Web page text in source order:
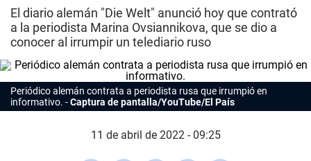
El diario alemán "Die Welt" anunció hoy que contrató
a la periodista Marina Ovsiannikova, que se dio a
conocer al irrumpir un telediario ruso
Periódico alemán contrata a periodista rusa que irrumpió en
informativo.
Captura de pantalla/YouTube/El País
11 de abril de 2022 - 09:25